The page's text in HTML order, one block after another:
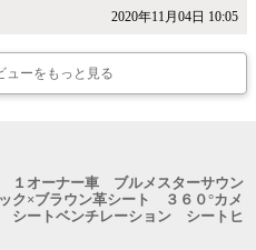
2020年11月04日 10:05
ューをもっと見る
オーナー車 ブルメスターサウン
×ブラウン革シート ３６０°カメ
ートベンチレーション シートヒ